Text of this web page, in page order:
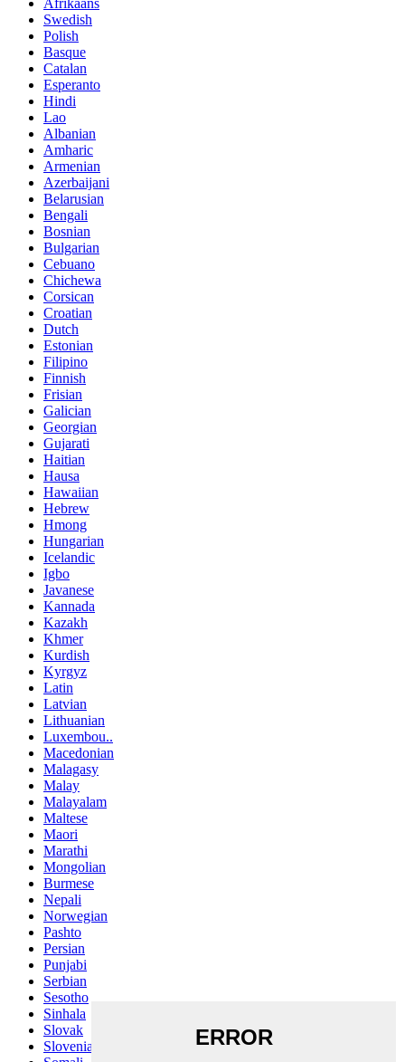
Swedish
Polish
Basque
Catalan
Esperanto
Hindi
Lao
Albanian
Amharic
Armenian
Azerbaijani
Belarusian
Bengali
Bosnian
Bulgarian
Cebuano
Chichewa
Corsican
Croatian
Dutch
Estonian
Filipino
Finnish
Frisian
Galician
Georgian
Gujarati
Haitian
Hausa
Hawaiian
Hebrew
Hmong
Hungarian
Icelandic
Igbo
Javanese
Kannada
Kazakh
Khmer
Kurdish
Kyrgyz
Latin
Latvian
Lithuanian
Luxembou..
Macedonian
Malagasy
Malay
Malayalam
Maltese
Maori
Marathi
Mongolian
Burmese
Nepali
Norwegian
Pashto
Persian
Punjabi
Serbian
Sesotho
Sinhala
Slovak
Slovenian